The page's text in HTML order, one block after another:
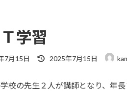
学習
7月15日
最
新
2025年7月15日
校の先生２人が講師となり、年